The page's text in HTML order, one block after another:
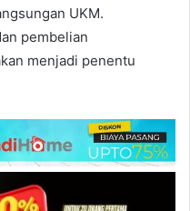
UKM.
pembelian
menjadi penentu